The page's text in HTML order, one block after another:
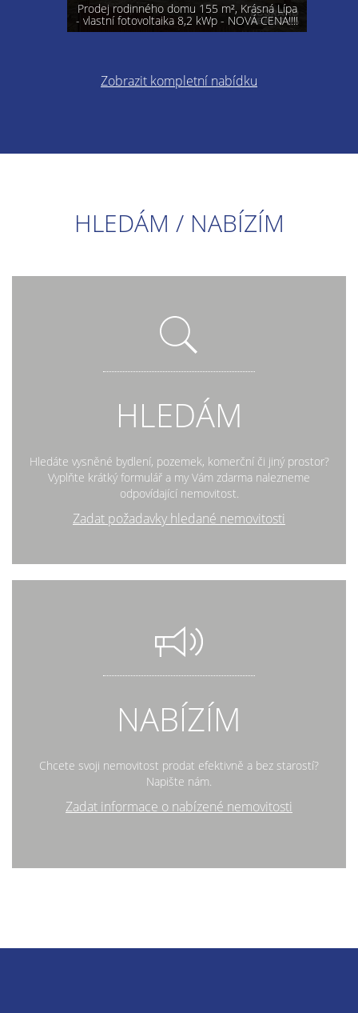
Prodej rodinného domu 155 m², Krásná Lípa
- vlastní fotovoltaika 8,2 kWp - NOVÁ CENA!!!!
Zobrazit kompletní nabídku
HLEDÁM / NABÍZÍM
HLEDÁM
Hledáte vysněné bydlení, pozemek, komerční či jiný prostor?
Vyplňte krátký formulář a my Vám zdarma nalezneme
odpovídající nemovitost.
Zadat požadavky hledané nemovitosti
NABÍZÍM
Chcete svoji nemovitost prodat efektivně a bez starostí?
Napište nám.
Zadat informace o nabízené nemovitosti